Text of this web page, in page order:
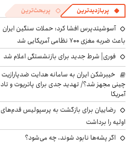
پربازدیدترین پربحث‌ترین
آسوشیتدپرس افشا کرد: حملات سنگین ایران
باعث ضربه مغزی ۷۰۰ نظامی آمریکایی شد
فوری| شرط جدید برای بازنشستگی اعلام شد
خیبرشکن ایران به سامانه هدایت ضدپارازیت
چینی مجهز شد؟/ تهدید جدی برای پاتریوت و تاد
آمریکا
رضاییان برای بازگشت به پرسپولیس قدم‌های
اولیه را برداشت
اگر پشه‌ها نابود شوند، چه می‌شود؟